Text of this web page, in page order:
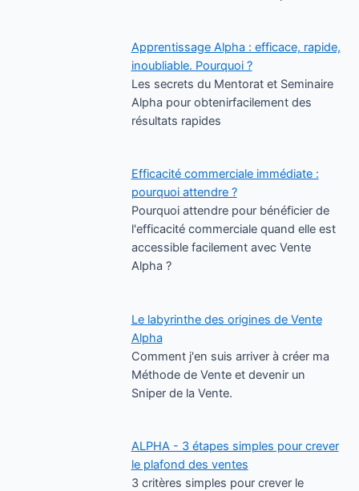
Apprentissage Alpha : efficace, rapide,
inoubliable. Pourquoi ?
Les secrets du Mentorat et Seminaire
Alpha pour obtenirfacilement des
résultats rapides
Efficacité commerciale immédiate :
pourquoi attendre ?
Pourquoi attendre pour bénéficier de
l'efficacité commerciale quand elle est
accessible facilement avec Vente
Alpha ?
Le labyrinthe des origines de Vente
Alpha
Comment j'en suis arriver à créer ma
Méthode de Vente et devenir un
Sniper de la Vente.
ALPHA - 3 étapes simples pour crever
le plafond des ventes
3 critères simples pour crever le